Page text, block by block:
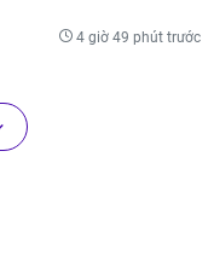
4 giờ 49 phút trước